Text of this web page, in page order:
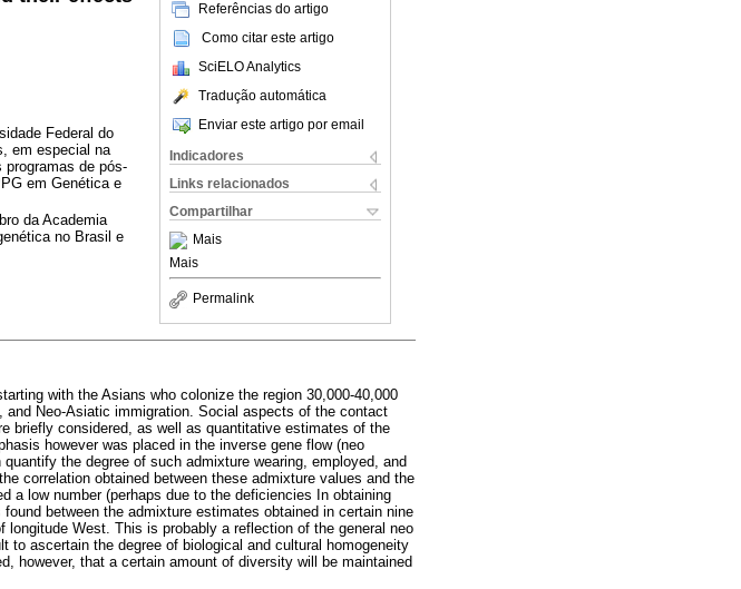
Referências do artigo
Como citar este artigo
SciELO Analytics
Tradução automática
Enviar este artigo por email
Indicadores
Links relacionados
Compartilhar
Mais
Mais
Permalink
Federal do
em especial na
programas de pós-
em Genética e
da Academia
no Brasil e
with the Asians who colonize the region 30,000-40,000
Neo-Asiatic immigration. Social aspects of the contact
briefly considered, as well as quantitative estimates of the
however was placed in the inverse gene flow (neo
the degree of such admixture wearing, employed, and
correlation obtained between these admixture values and the
a low number (perhaps due to the deficiencies In obtaining
between the admixture estimates obtained in certain nine
West. This is probably a reflection of the general neo
ascertain the degree of biological and cultural homogeneity
however, that a certain amount of diversity will be maintained